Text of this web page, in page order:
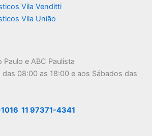
Vila Venditti
Vila União
Paulo e ABC Paulista
das 08:00 as 18:00 e aos Sábados das
11 97371-4341